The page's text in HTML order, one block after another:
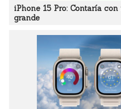
iPhone 15 Pro: Contaría
grande